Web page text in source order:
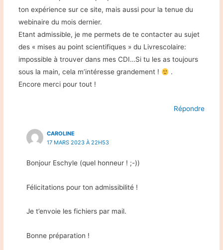
ton expérience sur ce site, mais aussi pour la tenue du
webinaire du mois dernier.
Etant admissible, je me permets de te contacter au sujet
des « mises au point scientifiques » du Livrescolaire:
impossible à trouver dans mes CDI…Si tu les as toujours
sous la main, cela m’intéresse grandement !
.
Encore merci pour tout !
Répondre
CAROLINE
17 MARS 2023 À 22H53
Bonjour Eschyle (quel honneur ! ;-))
Félicitations pour ton admissibilité !
Je t’envoie les fichiers par mail.
Bonne préparation !